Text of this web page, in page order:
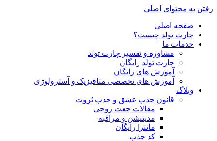
رفتن به محتوای اصلی
صفحه اصلی
چارت تولد چیست؟
خدمات ما
مشاوره و تفسیر چارت تولد
چارت تولد رایگان
آموزش های رایگان
آموزش های تخصصی متافیزیک و آسترولوژی
وبلاگ
قانون جذب عشق و جذب ثروت
مقالات جفت روحی
مدیتیشن و مراقبه
مانترا رایگان
کد جذب